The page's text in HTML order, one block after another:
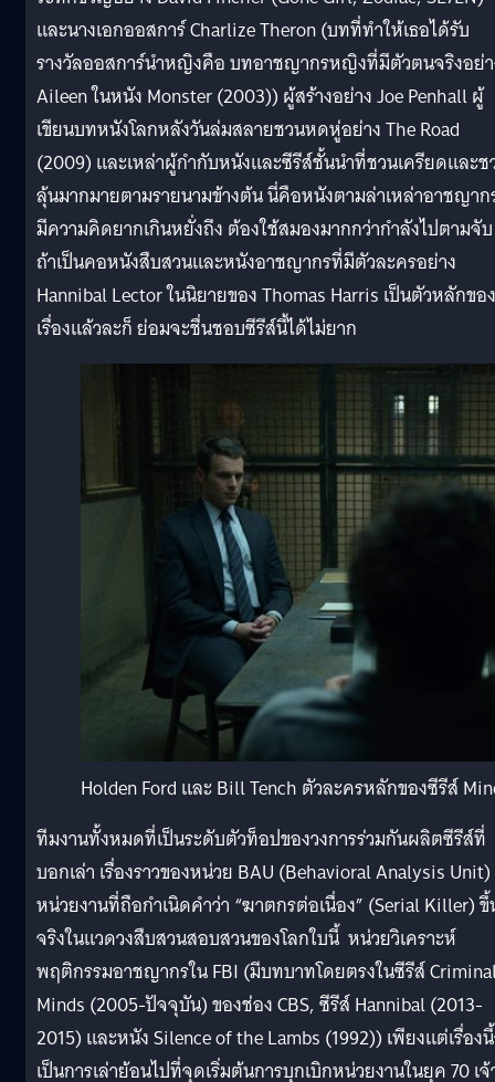
และนางเอกออสการ์ Charlize Theron (บทที่ทำให้เธอได้รับ
รางวัลออสการ์นำหญิงคือ บทอาชญากรหญิงที่มีตัวตนจริงอย่
Aileen ในหนัง Monster (2003)) ผู้สร้างอย่าง Joe Penhall ผู้
เขียนบทหนังโลกหลังวันล่มสลายชวนหดหู่อย่าง The Road
(2009) และเหล่าผู้กำกับหนังและซีรีส์ชั้นนำที่ชวนเครียดและช
ลุ้นมากมายตามรายนามข้างต้น นี่คือหนังตามล่าเหล่าอาชญา
มีความคิดยากเกินหยั่งถึง ต้องใช้สมองมากกว่ากำลังไปตามจับ
ถ้าเป็นคอหนังสืบสวนและหนังอาชญากรที่มีตัวละครอย่าง
Hannibal Lector ในนิยายของ Thomas Harris เป็นตัวหลักของ
เรื่องแล้วละก็ ย่อมจะชื่นชอบซีรีส์นี้ได้ไม่ยาก
Holden Ford และ Bill Tench ตัวละครหลักของซีรีส์
ทีมงานทั้งหมดที่เป็นระดับตัวท็อปของวงการร่วมกันผลิตซีรีส์ที่
บอกเล่า เรื่องราวของหน่วย BAU (Behavioral Analysis Unit)
หน่วยงานที่ถือกำเนิดคำว่า “ฆาตกรต่อเนื่อง” (Serial Killer)
จริงในแวดวงสืบสวนสอบสวนของโลกใบนี้ หน่วยวิเคราะห์
พฤติกรรมอาชญากรใน FBI (มีบทบาทโดยตรงในซีรีส์
Minds (2005-ปัจจุบัน) ของช่อง CBS, ซีรีส์ Hannibal (2013-
2015) และหนัง Silence of the Lambs (1992)) เพียงแต่เรื่อง
เป็นการเล่าย้อนไปที่จุดเริ่มต้นการบุกเบิกหน่วยงานในยุค 70 เ